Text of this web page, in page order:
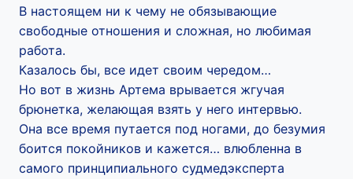
В настоящем ни к чему не обязывающие
свободные отношения и сложная, но любимая
работа.
Казалось бы, все идет своим чередом…
Но вот в жизнь Артема врывается жгучая
брюнетка, желающая взять у него интервью.
Она все время путается под ногами, до безумия
боится покойников и кажется… влюбленна в
самого принципиального судмедэксперта